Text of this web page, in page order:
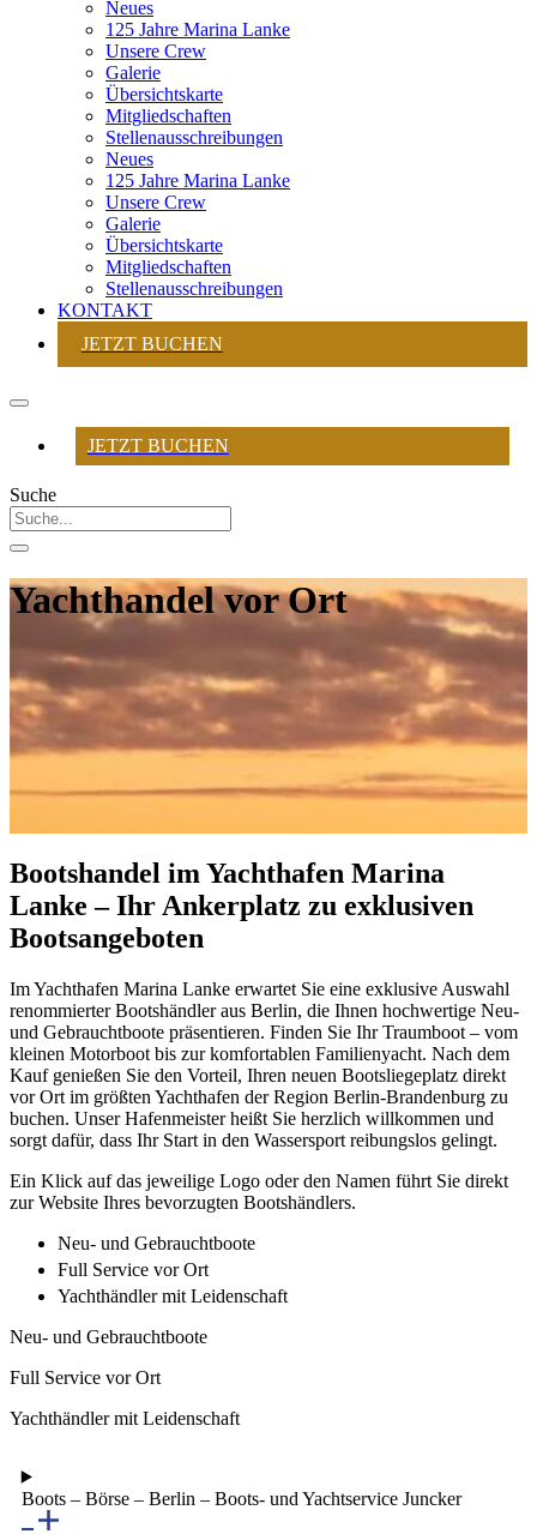
Neues
125 Jahre Marina Lanke
Unsere Crew
Galerie
Übersichtskarte
Mitgliedschaften
Stellenausschreibungen
Neues
125 Jahre Marina Lanke
Unsere Crew
Galerie
Übersichtskarte
Mitgliedschaften
Stellenausschreibungen
KONTAKT
JETZT BUCHEN
JETZT BUCHEN
Suche
Yachthandel vor Ort
Bootshandel im Yachthafen​ Marina
Lanke – Ihr Ankerplatz zu exklusiven
Bootsangeboten
Im Yachthafen Marina Lanke erwartet Sie eine exklusive Auswahl
renommierter Bootshändler aus Berlin, die Ihnen hochwertige Neu-
und Gebrauchtboote präsentieren. Finden Sie Ihr Traumboot – vom
kleinen Motorboot bis zur komfortablen Familienyacht. Nach dem
Kauf genießen Sie den Vorteil, Ihren neuen Bootsliegeplatz direkt
vor Ort im größten Yachthafen der Region Berlin-Brandenburg zu
buchen. Unser Hafenmeister heißt Sie herzlich willkommen und
sorgt dafür, dass Ihr Start in den Wassersport reibungslos gelingt.
Ein Klick auf das jeweilige Logo oder den Namen führt Sie direkt
zur Website Ihres bevorzugten Bootshändlers.
Neu- und Gebrauchtboote
Full Service vor Ort
Yachthändler mit Leidenschaft
Neu- und Gebrauchtboote
Full Service vor Ort
Yachthändler mit Leidenschaft
Boots – Börse – Berlin – Boots- und Yachtservice Juncker